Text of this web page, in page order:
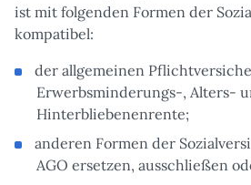
ist mit folgenden Formen der
kompatibel:
der allgemeinen
Erwerbsminderungs-, Alters-
Hinterbliebenenrente;
anderen Formen der
AGO ersetzen, ausschließen